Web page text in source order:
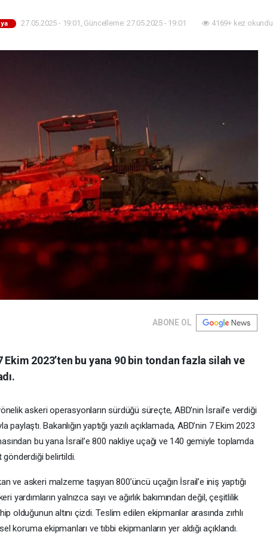
27.05.2025 - 19:01, Güncelleme: 27.05.2025 - 19:01 4169+ kez okundu.
ABONE OL
Ekim 2023’ten bu yana 90 bin tondan fazla silah ve
askeri operasyonların sürdüğü süreçte, ABD’nin İsrail’e verdiği
Bakanlığın yaptığı yazılı açıklamada, ABD’nin 7 Ekim 2023
bu yana İsrail’e 800 nakliye uçağı ve 140 gemiyle toplamda
gönderdiği belirtildi.
ve askeri malzeme taşıyan 800’üncü uçağın İsrail’e iniş yaptığı
yardımların yalnızca sayı ve ağırlık bakımından değil, çeşitlilik
olduğunun altını çizdi. Teslim edilen ekipmanlar arasında zırhlı
ekipmanları ve tıbbi ekipmanların yer aldığı açıklandı.